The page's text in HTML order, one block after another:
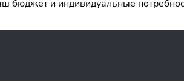
бюджет и индивидуальные